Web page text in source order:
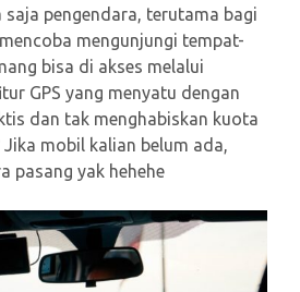
pengendara, terutama bagi
mengunjungi tempat-
bisa di akses melalui
GPS yang menyatu dengan
dan tak menghabiskan kuota
mobil kalian belum ada,
pasang yak hehehe